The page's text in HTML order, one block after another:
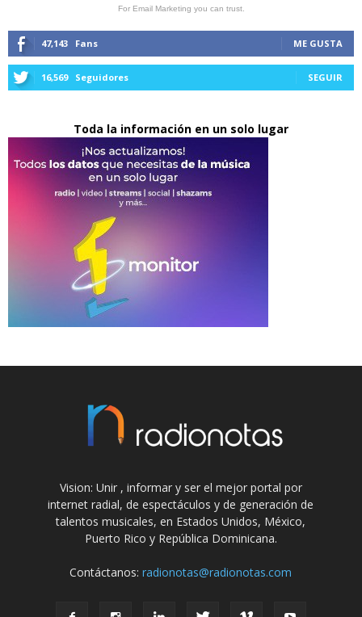
For Email Marketing you can trust.
47,143 Fans ME GUSTA
16,569 Seguidores SEGUIR
Toda la información en un solo lugar
Vision: Unir , informar y ser el mejor portal por
internet radial, de espectáculos y de generación de
talentos musicales, en Estados Unidos, México,
Puerto Rico y República Dominicana.
Contáctanos:radionotas@radionotas.com